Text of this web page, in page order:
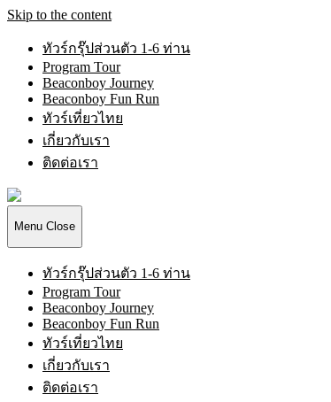
Skip to the content
ทัวร์กรุ๊ปส่วนตัว 1-6 ท่าน
Program Tour
Beaconboy Journey
Beaconboy Fun Run
ทัวร์เที่ยวไทย
เกี่ยวกับเรา
ติดต่อเรา
Beaconboy
Travel
Company
Menu Close
ทัวร์กรุ๊ปส่วนตัว 1-6 ท่าน
Program Tour
Beaconboy Journey
Beaconboy Fun Run
ทัวร์เที่ยวไทย
เกี่ยวกับเรา
ติดต่อเรา